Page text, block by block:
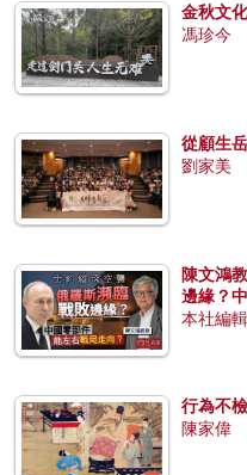
金秋文
馮珍今
從顧生
劉家美
陳文鴻
邊緣？
本社編
行為不
陳家偉